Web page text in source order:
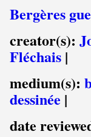
Bergères
creator(s):
Fléchais |
medium(s):
dessinée |
date